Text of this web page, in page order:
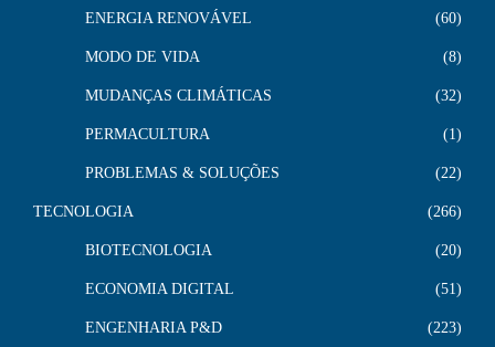
ENERGIA RENOVÁVEL 60
MODO DE VIDA 8
MUDANÇAS CLIMÁTICAS 32
PERMACULTURA 1
PROBLEMAS & SOLUÇÕES 22
TECNOLOGIA 266
BIOTECNOLOGIA 20
ECONOMIA DIGITAL 51
ENGENHARIA P&D 223